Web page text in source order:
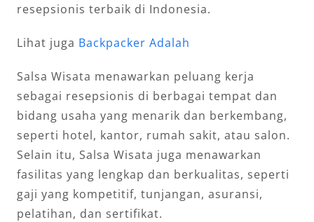
resepsionis terbaik di Indonesia.
Lihat juga Backpacker Adalah
Salsa Wisata menawarkan peluang kerja
sebagai resepsionis di berbagai tempat dan
bidang usaha yang menarik dan berkembang,
seperti hotel, kantor, rumah sakit, atau salon.
Selain itu, Salsa Wisata juga menawarkan
fasilitas yang lengkap dan berkualitas, seperti
gaji yang kompetitif, tunjangan, asuransi,
pelatihan, dan sertifikat.